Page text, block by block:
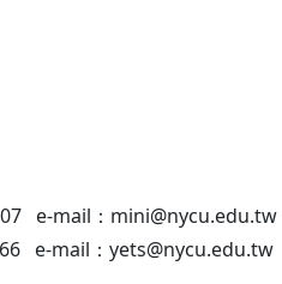
e-mail：mini@nycu.edu.tw
e-mail：yets@nycu.edu.tw